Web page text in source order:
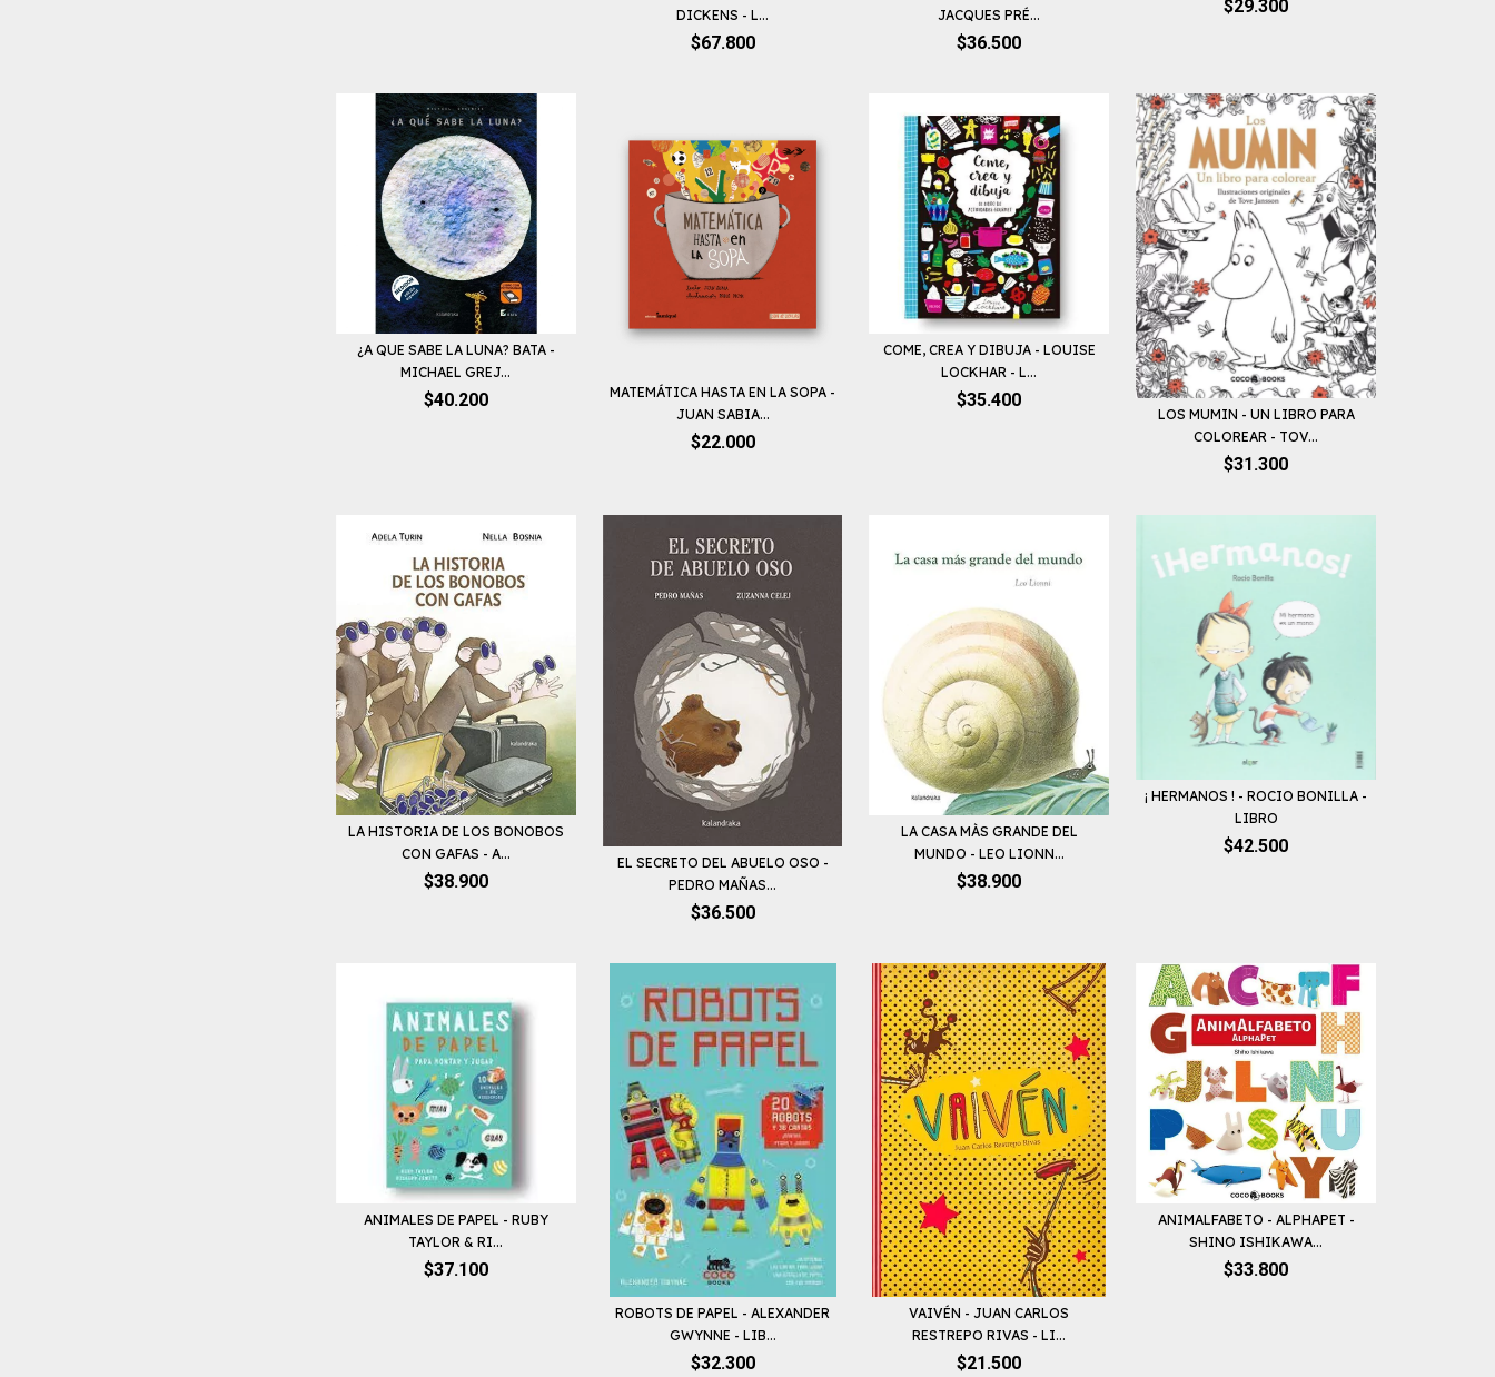
DICKENS - L...
$67.800
JACQUES PRÉ...
$36.500
$29.300
¿A QUE SABE LA LUNA? BATA -
MICHAEL GREJ...
$40.200
MATEMÁTICA HASTA EN LA SOPA -
JUAN SABIA...
$22.000
COME, CREA Y DIBUJA - LOUISE
LOCKHAR - L...
$35.400
LOS MUMIN - UN LIBRO PARA
COLOREAR - TOV...
$31.300
LA HISTORIA DE LOS BONOBOS
CON GAFAS - A...
$38.900
EL SECRETO DEL ABUELO OSO -
PEDRO MAÑAS...
$36.500
LA CASA MÀS GRANDE DEL
MUNDO - LEO LIONN...
$38.900
¡ HERMANOS ! - ROCIO BONILLA -
LIBRO
$42.500
ANIMALES DE PAPEL - RUBY
TAYLOR & RI...
$37.100
ROBOTS DE PAPEL - ALEXANDER
GWYNNE - LIB...
$32.300
VAIVÉN - JUAN CARLOS
RESTREPO RIVAS - LI...
$21.500
ANIMALFABETO - ALPHAPET -
SHINO ISHIKAWA...
$33.800